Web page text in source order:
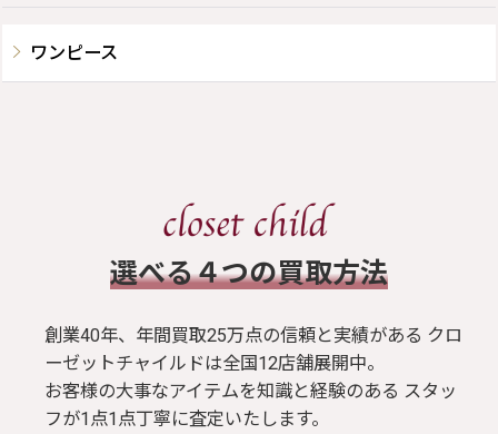
ワンピース
​選べる４つの買取方法
創業40年、年間買取25万点の信頼と実績がある クロ
ーゼットチャイルドは全国12店舗展開中。
お客様の大事なアイテムを知識と経験のある スタッ
フが1点1点丁寧に査定いたします。